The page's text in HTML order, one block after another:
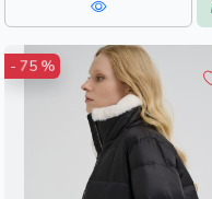
утепленные, кнопки, клапан,
свободные, карман, воротник,
- 75 %